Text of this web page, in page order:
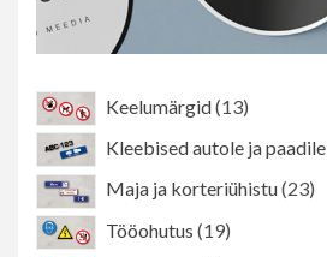
Keelumärgid 1313
toodet
Kleebised autole ja paadile
Maja ja korteriühistu 2323
Tööohutus 1919